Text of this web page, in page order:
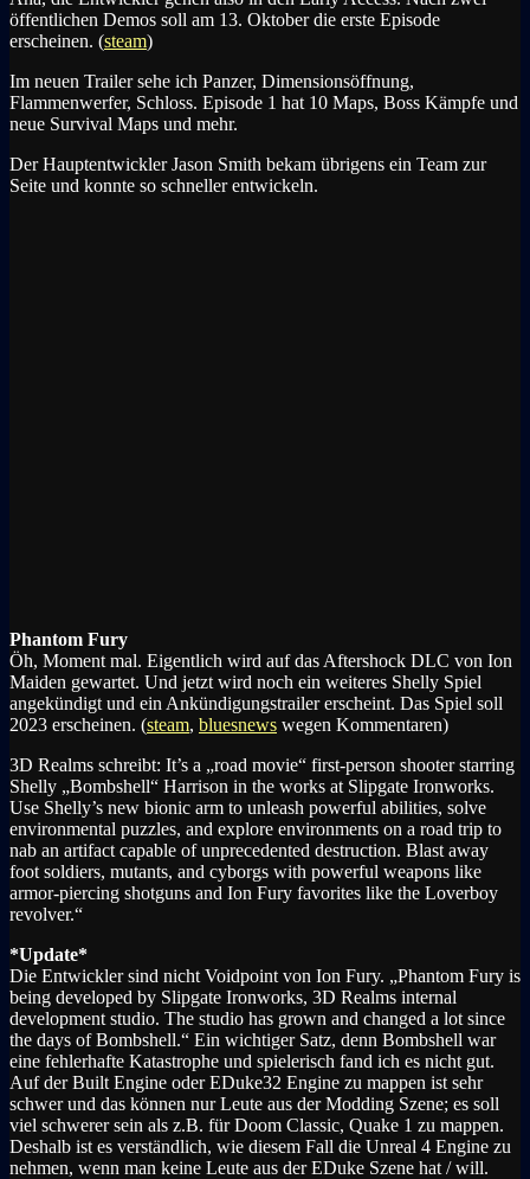
öffentlichen Demos soll am 13. Oktober die erste Episode
erscheinen. (steam)
Im neuen Trailer sehe ich Panzer, Dimensionsöffnung,
Flammenwerfer, Schloss. Episode 1 hat 10 Maps, Boss Kämpfe und
neue Survival Maps und mehr.
Der Hauptentwickler Jason Smith bekam übrigens ein Team zur
Seite und konnte so schneller entwickeln.
Phantom Fury
Öh, Moment mal. Eigentlich wird auf das Aftershock DLC von Ion
Maiden gewartet. Und jetzt wird noch ein weiteres Shelly Spiel
angekündigt und ein Ankündigungstrailer erscheint. Das Spiel soll
2023 erscheinen. (steam, bluesnews wegen Kommentaren)
3D Realms schreibt: It’s a „road movie“ first-person shooter starring
Shelly „Bombshell“ Harrison in the works at Slipgate Ironworks.
Use Shelly’s new bionic arm to unleash powerful abilities, solve
environmental puzzles, and explore environments on a road trip to
nab an artifact capable of unprecedented destruction. Blast away
foot soldiers, mutants, and cyborgs with powerful weapons like
armor-piercing shotguns and Ion Fury favorites like the Loverboy
revolver.“
*Update*
Die Entwickler sind nicht Voidpoint von Ion Fury. „Phantom Fury is
being developed by Slipgate Ironworks, 3D Realms internal
development studio. The studio has grown and changed a lot since
the days of Bombshell.“ Ein wichtiger Satz, denn Bombshell war
eine fehlerhafte Katastrophe und spielerisch fand ich es nicht gut.
Auf der Built Engine oder EDuke32 Engine zu mappen ist sehr
schwer und das können nur Leute aus der Modding Szene; es soll
viel schwerer sein als z.B. für Doom Classic, Quake 1 zu mappen.
Deshalb ist es verständlich, wie diesem Fall die Unreal 4 Engine zu
nehmen, wenn man keine Leute aus der EDuke Szene hat / will.